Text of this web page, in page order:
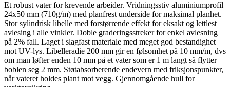
Et robust vater for krevende arbeider. Vridningsstiv aluminiumprofil
24x50 mm (710g/m) med planfrest underside for maksimal planhet.
Stor sylindrisk libelle med forstørrende effekt for eksakt og lettlest
avlesing i alle vinkler. Doble graderingsstreker for enkel avlesning
på 2% fall. Laget i slagfast materiale med meget god bestandighet
mot UV-lys. Libelleradie 200 mm gir en følsomhet på 10 mm/m, dvs
om man løfter enden 10 mm på et vater som er 1 m langt så flytter
boblen seg 2 mm. Støtabsorberende endevern med friksjonspunkter,
når vateret holdes plant mot vegg. Gjennomgående hull for